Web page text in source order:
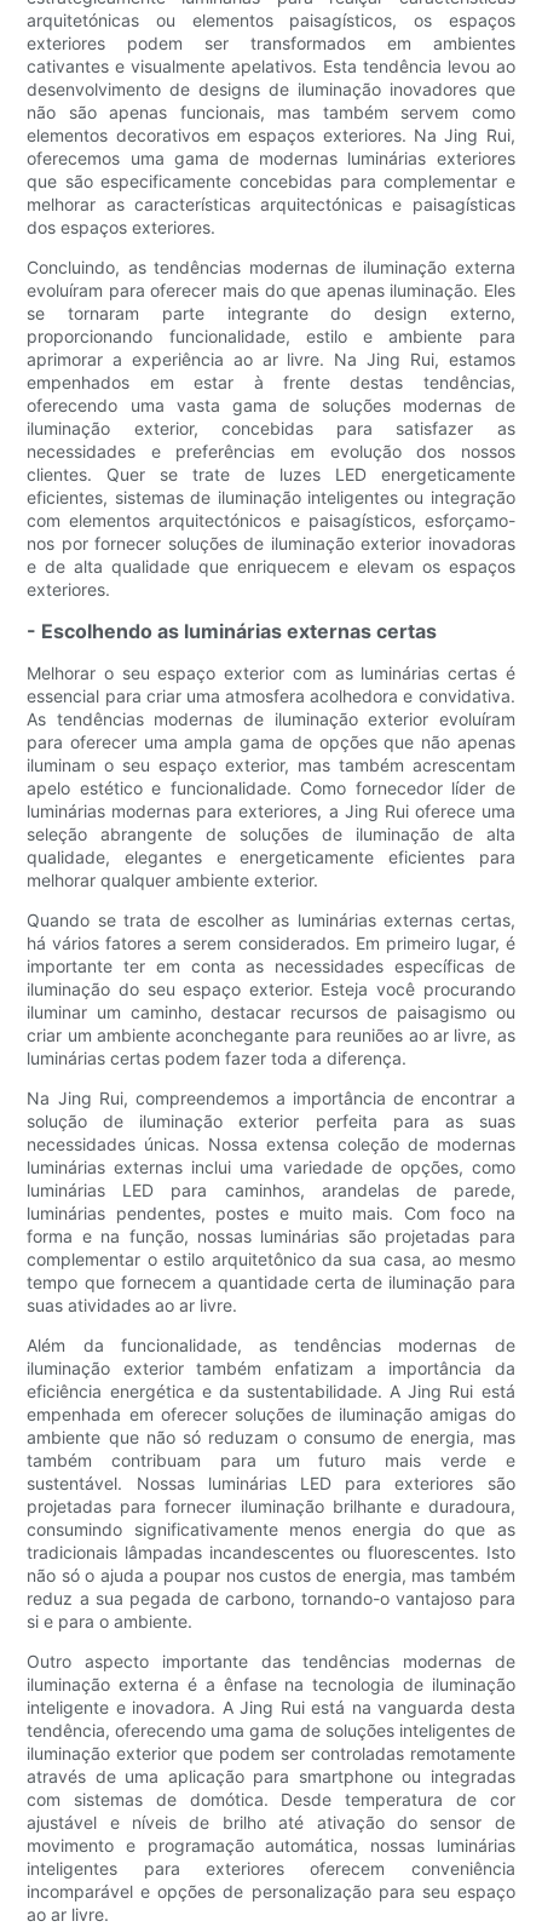
arquitetónicas ou elementos paisagísticos, os espaços
exteriores podem ser transformados em ambientes
cativantes e visualmente apelativos. Esta tendência levou ao
desenvolvimento de designs de iluminação inovadores que
não são apenas funcionais, mas também servem como
elementos decorativos em espaços exteriores. Na Jing Rui,
oferecemos uma gama de modernas luminárias exteriores
que são especificamente concebidas para complementar e
melhorar as características arquitectónicas e paisagísticas
dos espaços exteriores.
Concluindo, as tendências modernas de iluminação externa
evoluíram para oferecer mais do que apenas iluminação. Eles
se tornaram parte integrante do design externo,
proporcionando funcionalidade, estilo e ambiente para
aprimorar a experiência ao ar livre. Na Jing Rui, estamos
empenhados em estar à frente destas tendências,
oferecendo uma vasta gama de soluções modernas de
iluminação exterior, concebidas para satisfazer as
necessidades e preferências em evolução dos nossos
clientes. Quer se trate de luzes LED energeticamente
eficientes, sistemas de iluminação inteligentes ou integração
com elementos arquitectónicos e paisagísticos, esforçamo-
nos por fornecer soluções de iluminação exterior inovadoras
e de alta qualidade que enriquecem e elevam os espaços
exteriores.
- Escolhendo as luminárias externas certas
Melhorar o seu espaço exterior com as luminárias certas é
essencial para criar uma atmosfera acolhedora e convidativa.
As tendências modernas de iluminação exterior evoluíram
para oferecer uma ampla gama de opções que não apenas
iluminam o seu espaço exterior, mas também acrescentam
apelo estético e funcionalidade. Como fornecedor líder de
luminárias modernas para exteriores, a Jing Rui oferece uma
seleção abrangente de soluções de iluminação de alta
qualidade, elegantes e energeticamente eficientes para
melhorar qualquer ambiente exterior.
Quando se trata de escolher as luminárias externas certas,
há vários fatores a serem considerados. Em primeiro lugar, é
importante ter em conta as necessidades específicas de
iluminação do seu espaço exterior. Esteja você procurando
iluminar um caminho, destacar recursos de paisagismo ou
criar um ambiente aconchegante para reuniões ao ar livre, as
luminárias certas podem fazer toda a diferença.
Na Jing Rui, compreendemos a importância de encontrar a
solução de iluminação exterior perfeita para as suas
necessidades únicas. Nossa extensa coleção de modernas
luminárias externas inclui uma variedade de opções, como
luminárias LED para caminhos, arandelas de parede,
luminárias pendentes, postes e muito mais. Com foco na
forma e na função, nossas luminárias são projetadas para
complementar o estilo arquitetônico da sua casa, ao mesmo
tempo que fornecem a quantidade certa de iluminação para
suas atividades ao ar livre.
Além da funcionalidade, as tendências modernas de
iluminação exterior também enfatizam a importância da
eficiência energética e da sustentabilidade. A Jing Rui está
empenhada em oferecer soluções de iluminação amigas do
ambiente que não só reduzam o consumo de energia, mas
também contribuam para um futuro mais verde e
sustentável. Nossas luminárias LED para exteriores são
projetadas para fornecer iluminação brilhante e duradoura,
consumindo significativamente menos energia do que as
tradicionais lâmpadas incandescentes ou fluorescentes. Isto
não só o ajuda a poupar nos custos de energia, mas também
reduz a sua pegada de carbono, tornando-o vantajoso para
si e para o ambiente.
Outro aspecto importante das tendências modernas de
iluminação externa é a ênfase na tecnologia de iluminação
inteligente e inovadora. A Jing Rui está na vanguarda desta
tendência, oferecendo uma gama de soluções inteligentes de
iluminação exterior que podem ser controladas remotamente
através de uma aplicação para smartphone ou integradas
com sistemas de domótica. Desde temperatura de cor
ajustável e níveis de brilho até ativação do sensor de
movimento e programação automática, nossas luminárias
inteligentes para exteriores oferecem conveniência
incomparável e opções de personalização para seu espaço
ao ar livre.